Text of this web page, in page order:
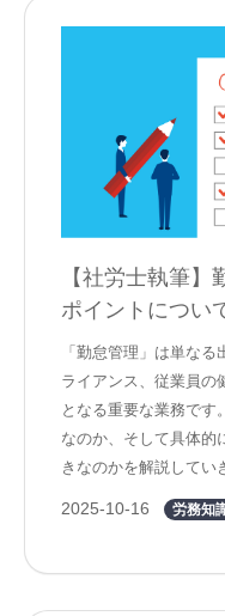
【社労士執筆】
ポイントについ
「勤怠管理」は単な
ライアンス、従業員の
となる重要な業務です
なのか、そして具体的
きなのかを解説してい
2025-10-16 労務知